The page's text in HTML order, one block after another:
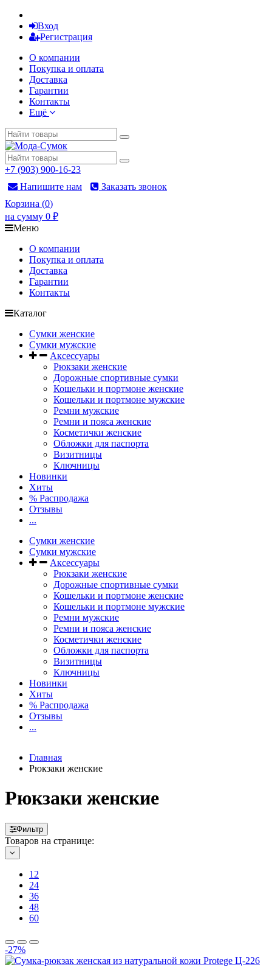
Вход
Регистрация
О компании
Покупка и оплата
Доставка
Гарантии
Контакты
Ещё
+7 (903) 900-16-23
Напишите нам
Заказать звонок
Корзина (0)
на сумму 0 ₽
Меню
О компании
Покупка и оплата
Доставка
Гарантии
Контакты
Каталог
Сумки женские
Сумки мужские
Аксессуары
Рюкзаки женские
Дорожные спортивные сумки
Кошельки и портмоне женские
Кошельки и портмоне мужские
Ремни мужские
Ремни и пояса женские
Косметички женские
Обложки для паспорта
Визитницы
Ключницы
Новинки
Хиты
% Распродажа
Отзывы
...
Сумки женские
Сумки мужские
Аксессуары
Рюкзаки женские
Дорожные спортивные сумки
Кошельки и портмоне женские
Кошельки и портмоне мужские
Ремни мужские
Ремни и пояса женские
Косметички женские
Обложки для паспорта
Визитницы
Ключницы
Новинки
Хиты
% Распродажа
Отзывы
...
Главная
Рюкзаки женские
Рюкзаки женские
Фильтр
Товаров на странице:
12
24
36
48
60
-27%